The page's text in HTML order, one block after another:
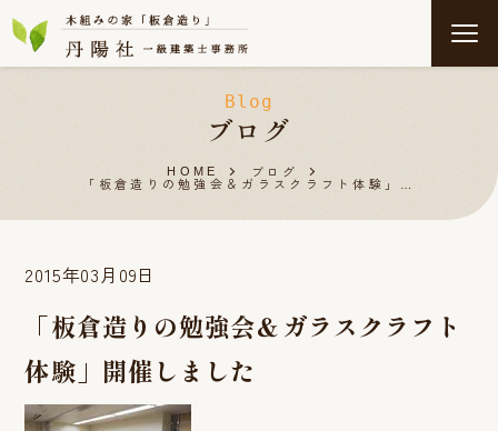
Blog
ブログ
HOME ブログ
「板倉造りの勉強会＆ガラスクラフト体験」…
2015年03月09日
「板倉造りの勉強会＆ガラスクラフト
体験」開催しました